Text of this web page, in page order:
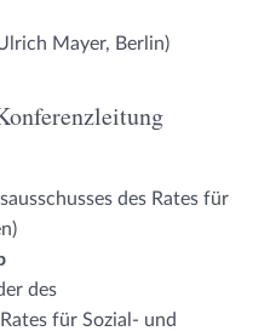
Mayer, Berlin)
des Rates für
des
für Sozial- und